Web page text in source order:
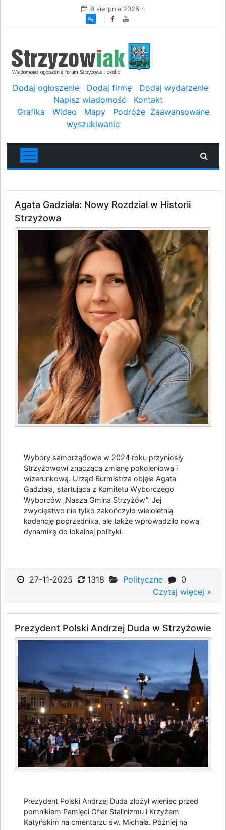
9 sierpnia 2026 r.
Dodaj ogłoszenie Dodaj firmę
Dodaj wydarzenie
Napisz wiadomość
Kontakt
Grafika
Wideo Mapy Podróże Zaawansowane
wyszukiwanie
Agata Gadziała: Nowy Rozdział w Historii
Strzyżowa
Wybory samorządowe w 2024 roku przyniosły
Strzyżowowi znaczącą zmianę pokoleniową i
wizerunkową. Urząd Burmistrza objęła Agata
Gadziała, startująca z Komitetu Wyborczego
Wyborców „Nasza Gmina Strzyżów”. Jej
zwycięstwo nie tylko zakończyło wieloletnią
kadencję poprzednika, ale także wprowadziło nową
dynamikę do lokalnej polityki.
27-11-2025 1318 Polityczne
0
Czytaj więcej »
Prezydent Polski Andrzej Duda w Strzyżowie
Prezydent Polski Andrzej Duda złożył wieniec przed
pomnikiem Pamięci Ofiar Stalinizmu i Krzyżem
Katyńskim na cmentarzu św. Michała. Później na